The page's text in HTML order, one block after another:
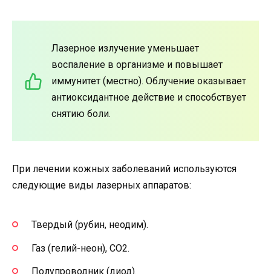
Лазерное излучение уменьшает
воспаление в организме и повышает
иммунитет (местно). Облучение оказывает
антиоксидантное действие и способствует
снятию боли.
При лечении кожных заболеваний используются
следующие виды лазерных аппаратов:
Твердый (рубин, неодим).
Газ (гелий-неон), СО2.
Полупроводник (диод).